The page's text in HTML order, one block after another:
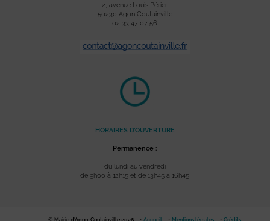
2, avenue Louis Périer
50230 Agon Coutainville
02 33 47 07 56
HORAIRES D’OUVERTURE
Permanence :
du lundi au vendredi
de 9h00 à 12h15 et de 13h45 à 16h45